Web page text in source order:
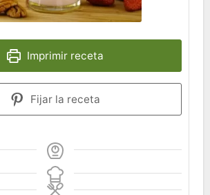
Imprimir receta
Fijar la receta